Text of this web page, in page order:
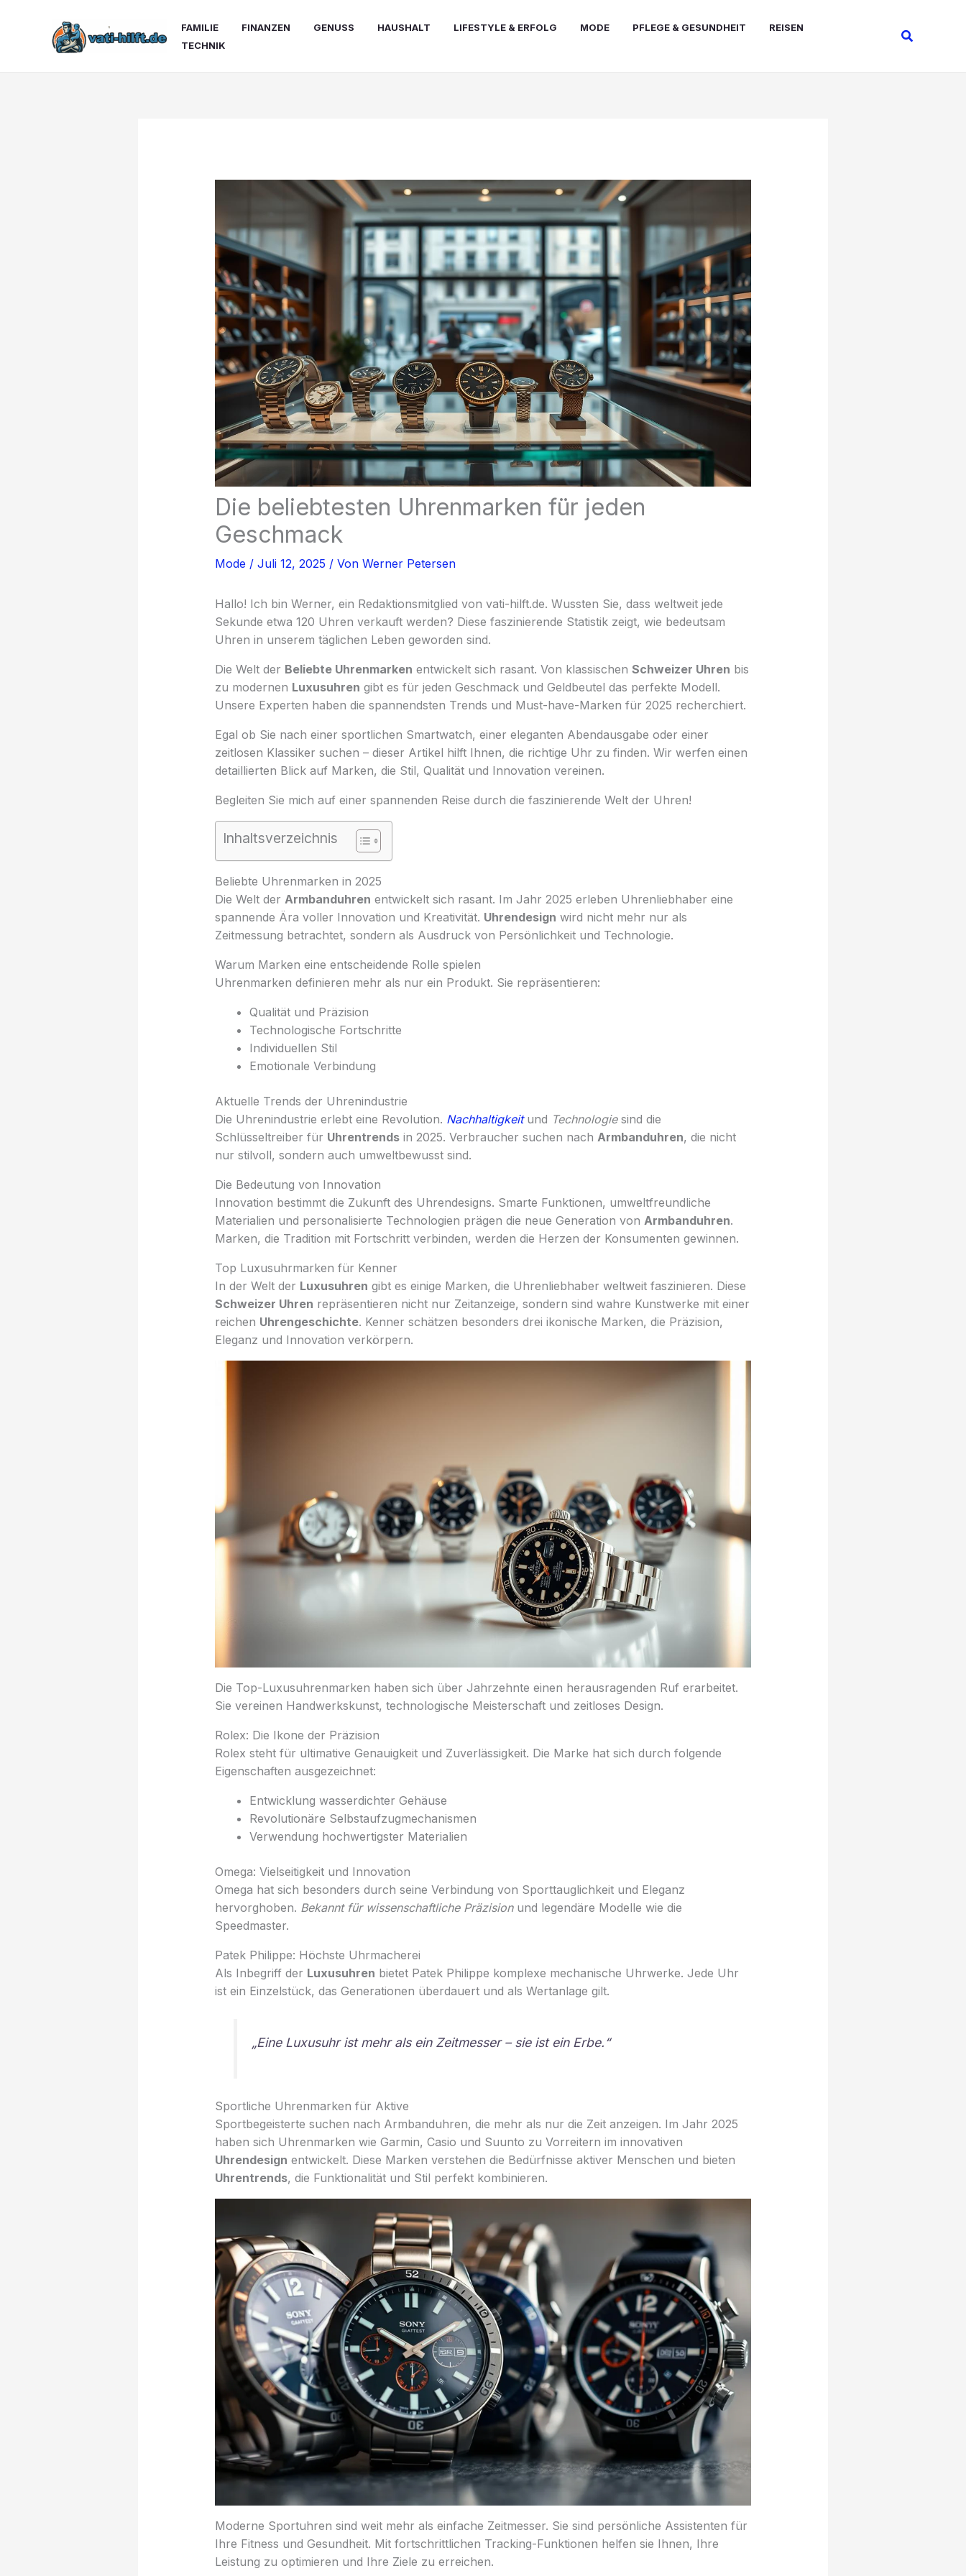
FAMILIE FINANZEN GENUSS HAUSHALT LIFESTYLE & ERFOLG MODE PFLEGE & GESUNDHEIT
REISEN
TECHNIK
Suchen
Die beliebtesten Uhrenmarken für jeden
Geschmack
Mode / Juli 12, 2025 / Von Werner Petersen
Hallo! Ich bin Werner, ein Redaktionsmitglied von vati-hilft.de. Wussten Sie, dass weltweit jede
Sekunde etwa 120 Uhren verkauft werden? Diese faszinierende Statistik zeigt, wie bedeutsam
Uhren in unserem täglichen Leben geworden sind.
Die Welt der Beliebte Uhrenmarken entwickelt sich rasant. Von klassischen Schweizer Uhren bis
zu modernen Luxusuhren gibt es für jeden Geschmack und Geldbeutel das perfekte Modell.
Unsere Experten haben die spannendsten Trends und Must-have-Marken für 2025 recherchiert.
Egal ob Sie nach einer sportlichen Smartwatch, einer eleganten Abendausgabe oder einer
zeitlosen Klassiker suchen – dieser Artikel hilft Ihnen, die richtige Uhr zu finden. Wir werfen einen
detaillierten Blick auf Marken, die Stil, Qualität und Innovation vereinen.
Begleiten Sie mich auf einer spannenden Reise durch die faszinierende Welt der Uhren!
Inhaltsverzeichnis
Beliebte Uhrenmarken in 2025
Die Welt der Armbanduhren entwickelt sich rasant. Im Jahr 2025 erleben Uhrenliebhaber eine
spannende Ära voller Innovation und Kreativität. Uhrendesign wird nicht mehr nur als
Zeitmessung betrachtet, sondern als Ausdruck von Persönlichkeit und Technologie.
Warum Marken eine entscheidende Rolle spielen
Uhrenmarken definieren mehr als nur ein Produkt. Sie repräsentieren:
Qualität und Präzision
Technologische Fortschritte
Individuellen Stil
Emotionale Verbindung
Aktuelle Trends der Uhrenindustrie
Die Uhrenindustrie erlebt eine Revolution. Nachhaltigkeitund Technologiesind die
Schlüsseltreiber für Uhrentrendsin 2025. Verbraucher suchen nach Armbanduhren, die nicht
nur stilvoll, sondern auch umweltbewusst sind.
Die Bedeutung von Innovation
Innovation bestimmt die Zukunft des Uhrendesigns. Smarte Funktionen, umweltfreundliche
Materialien und personalisierte Technologien prägen die neue Generation von Armbanduhren.
Marken, die Tradition mit Fortschritt verbinden, werden die Herzen der Konsumenten gewinnen.
Top Luxusuhrmarken für Kenner
In der Welt der Luxusuhren gibt es einige Marken, die Uhrenliebhaber weltweit faszinieren. Diese
Schweizer Uhren repräsentieren nicht nur Zeitanzeige, sondern sind wahre Kunstwerke mit einer
reichen Uhrengeschichte. Kenner schätzen besonders drei ikonische Marken, die Präzision,
Eleganz und Innovation verkörpern.
Die Top-Luxusuhrenmarken haben sich über Jahrzehnte einen herausragenden Ruf erarbeitet.
Sie vereinen Handwerkskunst, technologische Meisterschaft und zeitloses Design.
Rolex: Die Ikone der Präzision
Rolex steht für ultimative Genauigkeit und Zuverlässigkeit. Die Marke hat sich durch folgende
Eigenschaften ausgezeichnet:
Entwicklung wasserdichter Gehäuse
Revolutionäre Selbstaufzugmechanismen
Verwendung hochwertigster Materialien
Omega: Vielseitigkeit und Innovation
Omega hat sich besonders durch seine Verbindung von Sporttauglichkeit und Eleganz
hervorghoben. Bekannt für wissenschaftliche Präzisionund legendäre Modelle wie die
Speedmaster.
Patek Philippe: Höchste Uhrmacherei
Als Inbegriff der Luxusuhren bietet Patek Philippe komplexe mechanische Uhrwerke. Jede Uhr
ist ein Einzelstück, das Generationen überdauert und als Wertanlage gilt.
„Eine Luxusuhr ist mehr als ein Zeitmesser – sie ist ein Erbe.“
Sportliche Uhrenmarken für Aktive
Sportbegeisterte suchen nach Armbanduhren, die mehr als nur die Zeit anzeigen. Im Jahr 2025
haben sich Uhrenmarken wie Garmin, Casio und Suunto zu Vorreitern im innovativen
Uhrendesign entwickelt. Diese Marken verstehen die Bedürfnisse aktiver Menschen und bieten
Uhrentrends, die Funktionalität und Stil perfekt kombinieren.
Moderne Sportuhren sind weit mehr als einfache Zeitmesser. Sie sind persönliche Assistenten für
Ihre Fitness und Gesundheit. Mit fortschrittlichen Tracking-Funktionen helfen sie Ihnen, Ihre
Leistung zu optimieren und Ihre Ziele zu erreichen.